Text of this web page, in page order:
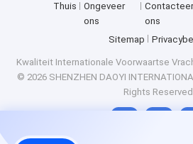
Thuis
Ongeveer
ons
Contacteer
ons
Sitemap
Kwaliteit Internationale Voorwaartse
© 2026 SHENZHEN DAOYI
Rights Reserved.